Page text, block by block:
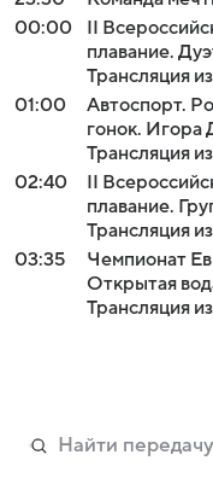
00:00
II
плавание.
Трансляция
01:00
Автоспорт.
гонок. Игора
Трансляция
02:40
II
плавание.
Трансляция
03:35
Чемпионат
Открытая
Трансляция